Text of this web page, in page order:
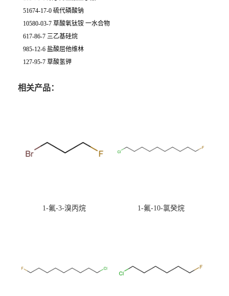
51674-17-0 硫代磷酸钠
10580-03-7 草酸氧钛铵 一水合物
617-86-7 三乙基硅烷
985-12-6 盐酸屈他维林
127-95-7 草酸氢钾
相关产品：
1-氟-3-溴丙烷 1-氟-10-氯癸烷